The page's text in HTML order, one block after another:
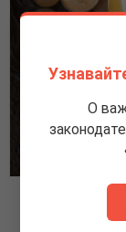
О